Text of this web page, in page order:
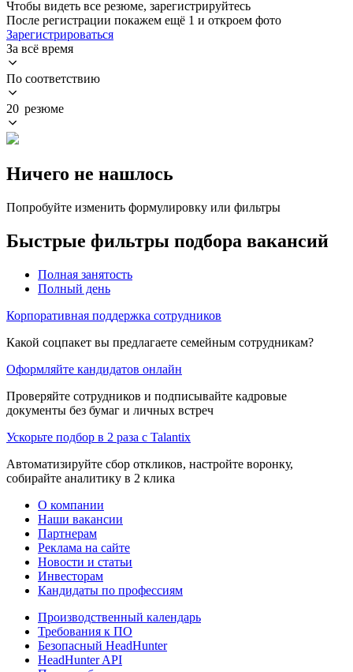
Чтобы видеть все резюме, зарегистрируйтесь
После регистрации покажем ещё 1 и откроем фото
Зарегистрироваться
За всё время
По соответствию
20 резюме
Ничего не нашлось
Попробуйте изменить формулировку или фильтры
Быстрые фильтры подбора вакансий
Полная занятость
Полный день
Корпоративная поддержка сотрудников
Какой соцпакет вы предлагаете семейным сотрудникам?
Оформляйте кандидатов онлайн
Проверяйте сотрудников и подписывайте кадровые
документы без бумаг и личных встреч
Ускорьте подбор в 2 раза с Talantix
Автоматизируйте сбор откликов, настройте воронку,
собирайте аналитику в 2 клика
О компании
Наши вакансии
Партнерам
Реклама на сайте
Новости и статьи
Инвесторам
Кандидаты по профессиям
Производственный календарь
Требования к ПО
Безопасный HeadHunter
HeadHunter API